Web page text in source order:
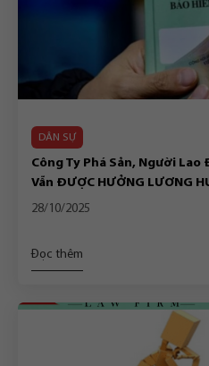
DÂN SỰ
Công Ty Phá Sản, Người Lao
Vẫn ĐƯỢC HƯỞNG LƯƠNG
28/10/2025
Đọc thêm